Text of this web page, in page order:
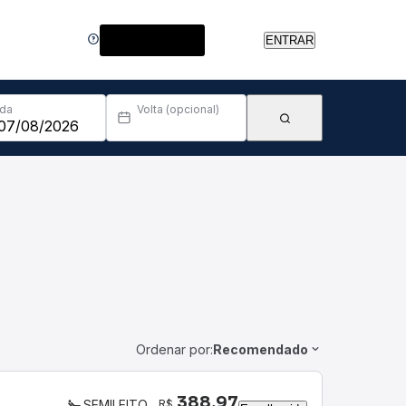
ENTRAR
Volta (opcional)
Ordenar por:Recomendado
R$ 388,97